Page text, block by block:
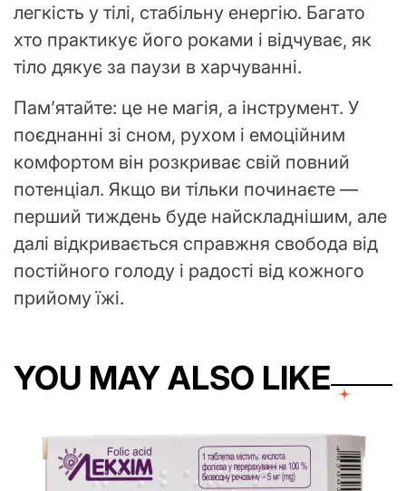
легкість у тілі, стабільну енергію. Багато
хто практикує його роками і відчуває, як
тіло дякує за паузи в харчуванні.
Пам’ятайте: це не магія, а інструмент. У
поєднанні зі сном, рухом і емоційним
комфортом він розкриває свій повний
потенціал. Якщо ви тільки починаєте —
перший тиждень буде найскладнішим, але
далі відкривається справжня свобода від
постійного голоду і радості від кожного
прийому їжі.
YOU MAY ALSO LIKE